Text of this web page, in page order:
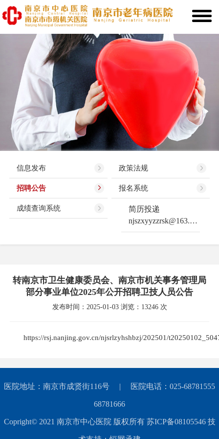
信息发布 政策法规
招聘公告 报名系统
成绩查询系统
简历投递
njszxyyzzrsk@163.com
转南京市卫生健康委员会、南京市机关事务管理局
部分事业单位2025年公开招聘卫技人员公告
发布时间：2025-01-03 浏览：13246 次
https://rsj.nanjing.gov.cn/njsrlzyhshbzj/202501/
医院地址：南京市成贤街116号 | 医院电话：025-68781555
68781666
Copright© 2021 南京市中心医院 版权所有 苏ICP备08105546 技